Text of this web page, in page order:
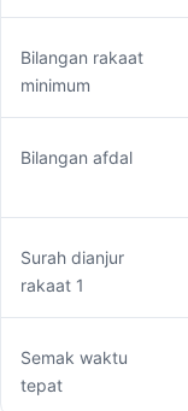
Bilangan rakaat
minimum
Bilangan afdal
Surah dianjur
rakaat 1
Semak waktu
tepat